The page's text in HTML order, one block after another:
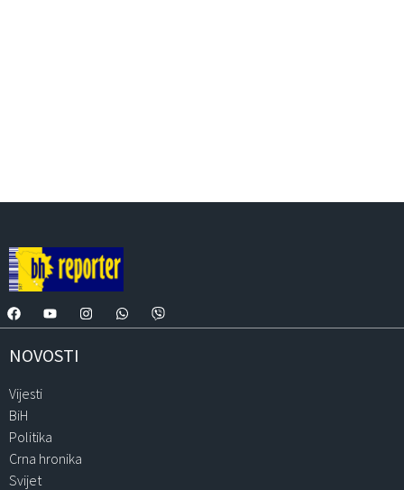
NOVOSTI
Vijesti
BiH
Politika
Crna hronika
Svijet